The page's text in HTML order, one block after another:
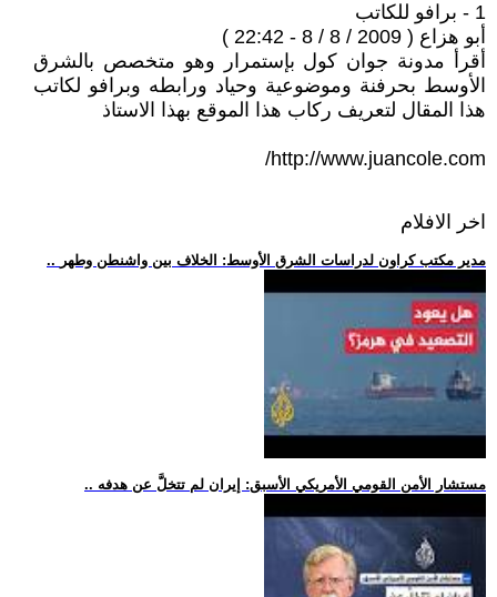
1 - برافو للكاتب
أبو هزاع ( 2009 / 8 / 8 - 22:42 )
أقرأ مدونة جوان كول بإستمرار وهو متخصص بالشرق
الأوسط بحرفنة وموضوعية وحياد ورابطه وبرافو لكاتب
هذا المقال لتعريف ركاب هذا الموقع بهذا الاستاذ
http://www.juancole.com/
اخر الافلام
.. مدير مكتب كراون لدراسات الشرق الأوسط: الخلاف بين واشنطن وطهر
.. مستشار الأمن القومي الأمريكي الأسبق: إيران لم تتخلَّ عن هدفه